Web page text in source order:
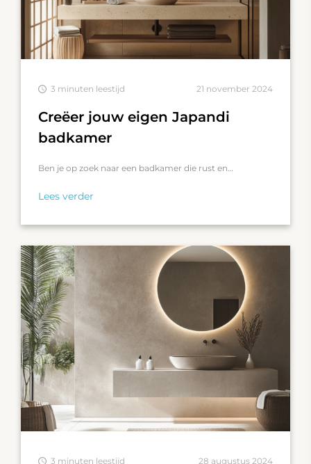
3 minuten leestijd 21 november 2024
Creëer jouw eigen Japandi
badkamer
Ben je op zoek naar een badkamer die rust en…
Lees verder
3 minuten leestijd 28 augustus 2024